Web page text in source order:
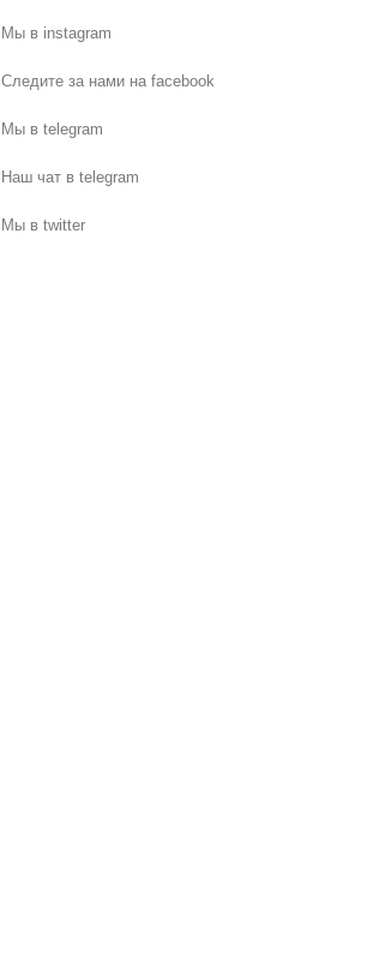
Мы в instagram
Следите за нами на facebook
Мы в telegram
Наш чат в telegram
Мы в twitter